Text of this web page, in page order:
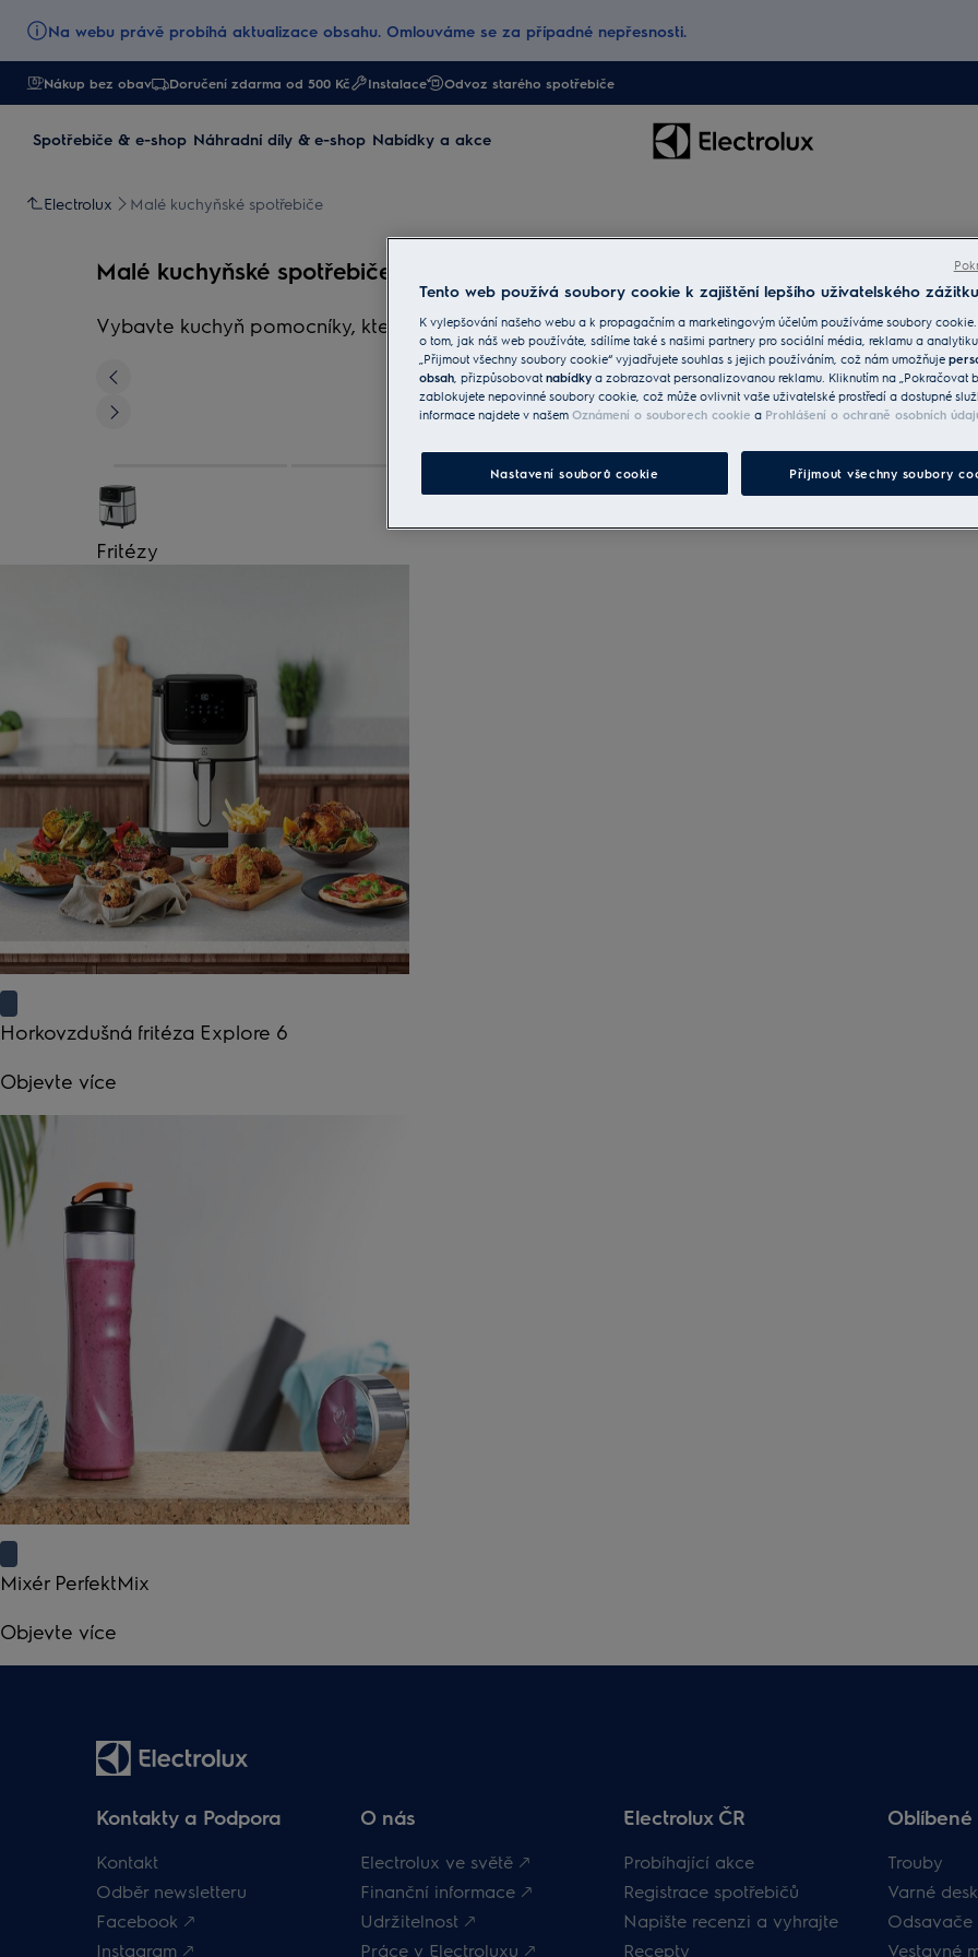
Na webu právě probíhá aktualizace obsahu. Omlouváme se za případné nepřesnosti.
Nákup bez obav Doručení zdarma od 500 Kč Instalace Odvoz starého spotřebiče
Spotřebiče & e-shop Náhradní díly & e-shop Nabídky a akce
Electrolux Malé kuchyňské spotřebiče
Malé kuchyňské spotřebiče
Vybavte kuchyň pomocníky, kteří usnadní práci a zajistí skvělé výsledky. Tyto spotřebiče určitě
Fritézy
Horkovzdušná fritéza Explore 6
Objevte více
Mixér PerfektMix
Objevte více
Kontakty a Podpora
Kontakt
Odběr newsletteru
Facebook 🡕
Instagram 🡕
O nás
Electrolux ve světě 🡕
Finanční informace 🡕
Udržitelnost 🡕
Práce v Electroluxu 🡕
Electrolux ČR
Probíhající akce
Registrace spotřebičů
Napište recenzi a vyhrajte
Recepty
Trouby
Varné
Odsavače
Vestavné
Tento web používá soubory cookie k zajištění lepšího uživatelského
K vylepšování našeho webu a k propagačním a marketingovým účelům používáme soubory
o tom, jak náš web používáte, sdílíme také s našimi partnery pro sociální média, reklamu a
„Přijmout všechny soubory cookie“ vyjadřujete souhlas s jejich používáním, což nám umožňuje
obsah, přizpůsobovat nabídky a zobrazovat personalizovanou reklamu. Kliknutím na „Pokračovat
zablokujete nepovinné soubory cookie, což může ovlivnit vaše uživatelské prostředí a dostupné
informace najdete v našem Oznámení o souborech cookie a Prohlášení o ochraně osobních
Nastavení souborů cookie Přijmout všechny soubory